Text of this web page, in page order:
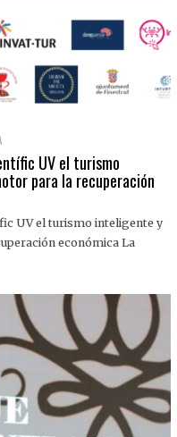
UV el turismo
para la recuperación
UV el turismo inteligente y
económica La